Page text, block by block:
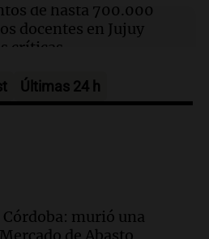
de hasta 700.000
docentes en Jujuy
críticas
de Jujuy denuncian
alarma
el control de su
Últimas 24 h
murió una
de Abasto